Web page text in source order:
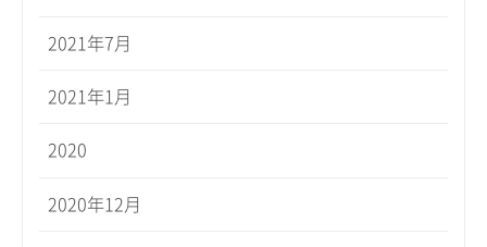
2021年7月
2021年1月
2020
2020年12月